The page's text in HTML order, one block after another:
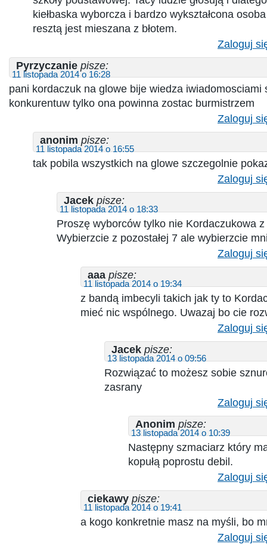
kiełbaska wyborcza i bardzo wykształcona
resztą jest mieszana z błotem.
Zaloguj
Pyrzyczanie pisze:
11 listopada 2014 o 16:28
pani kordaczuk na glowe bije wiedza iwiadomosciami
konkurentuw tylko ona powinna zostac burmistrzem
Zaloguj
anonim pisze:
11 listopada 2014 o 16:55
tak pobila wszystkich na glowe szczegolnie
Zaloguj
Jacek pisze:
11 listopada 2014 o 18:33
Proszę wyborców tylko nie Kordaczukowa
Wybierzcie z pozostałej 7 ale wybierzcie
Zaloguj
aaa pisze:
11 listopada 2014 o 19:34
z bandą imbecyli takich jak ty to
mieć nic wspólnego. Uwazaj bo cie
Zaloguj
Jacek pisze:
13 listopada 2014 o 09:56
Rozwiązać to możesz sobie
zasrany
Zaloguj
Anonim pisze:
13 listopada 2014 o 10:39
Następny szmaciarz który
kopułą poprostu debil.
Zaloguj
ciekawy pisze:
11 listopada 2014 o 19:41
a kogo konkretnie masz na myśli, bo
Zaloguj